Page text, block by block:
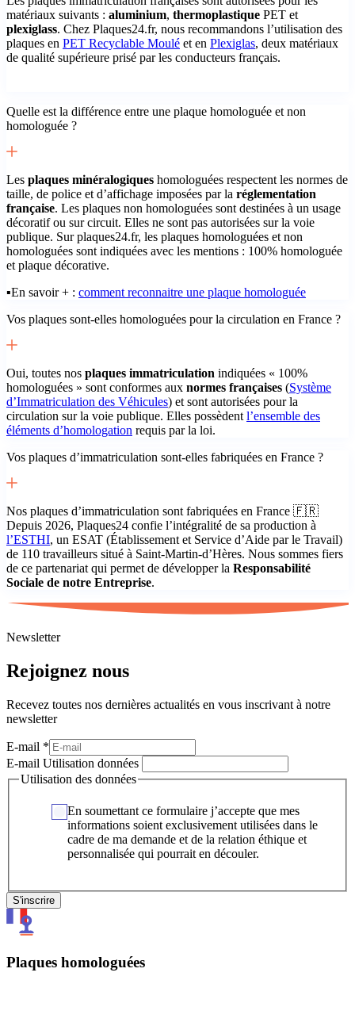
matériaux suivants : aluminium, thermoplastique PET et
plexiglass. Chez Plaques24.fr, nous recommandons l’utilisation des
plaques en PET Recyclable Moulé et en Plexiglas, deux matériaux
de qualité supérieure prisé par les conducteurs français.
Quelle est la différence entre une plaque homologuée et non
homologuée ?
Les plaques minéralogiques homologuées respectent les normes de
taille, de police et d’affichage imposées par la réglementation
française. Les plaques non homologuées sont destinées à un usage
décoratif ou sur circuit. Elles ne sont pas autorisées sur la voie
publique. Sur plaques24.fr, les plaques homologuées et non
homologuées sont indiquées avec les mentions : 100% homologuée
et plaque décorative.
▪️En savoir + : comment reconnaitre une plaque homologuée
Vos plaques sont-elles homologuées pour la circulation en France ?
Oui, toutes nos plaques immatriculation indiquées « 100%
homologuées » sont conformes aux normes françaises (Système
d’Immatriculation des Véhicules) et sont autorisées pour la
circulation sur la voie publique. Elles possèdent l’ensemble des
éléments d’homologation requis par la loi.
Vos plaques d’immatriculation sont-elles fabriquées en France ?
Nos plaques d’immatriculation sont fabriquées en France 🇫🇷
Depuis 2026, Plaques24 confie l’intégralité de sa production à
l’ESTHI, un ESAT (Établissement et Service d’Aide par le Travail)
de 110 travailleurs situé à Saint-Martin-d’Hères. Nous sommes fiers
de ce partenariat qui permet de développer la Responsabilité
Sociale de notre Entreprise.
Newsletter
Rejoignez nous
Recevez toutes nos dernières actualités en vous inscrivant à notre
newsletter
E-mail *
E-mail Utilisation données
Utilisation des données
En soumettant ce formulaire j’accepte que mes
informations soient exclusivement utilisées dans le
cadre de ma demande et de la relation éthique et
personnalisée qui pourrait en découler.
S'inscrire
Plaques homologuées